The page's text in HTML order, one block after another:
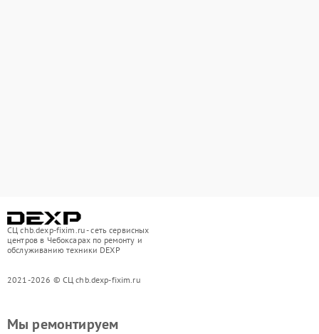
СЦ chb.dexp-fixim.ru - сеть сервисных
центров в Чебоксарах по ремонту и
обслуживанию техники DEXP
2021-2026 © СЦ chb.dexp-fixim.ru
Мы ремонтируем